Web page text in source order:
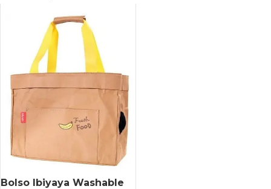
Bolso Ibiyaya Washable